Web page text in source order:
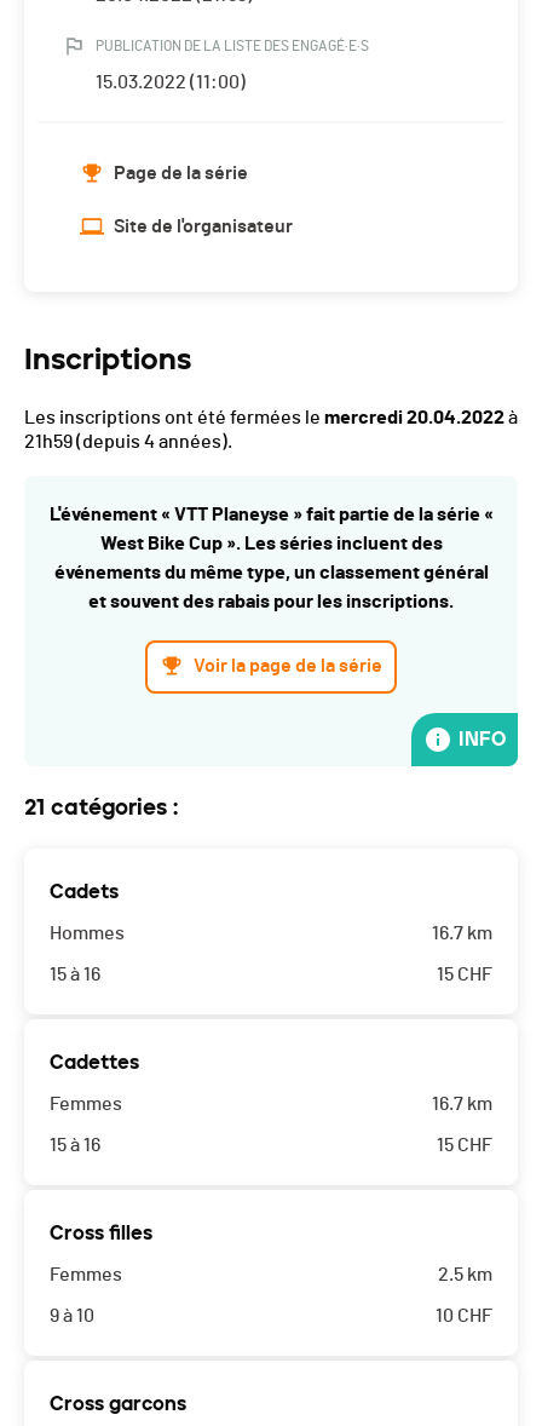
PUBLICATION DE LA LISTE DES ENGAGÉ·E·S
15.03.2022 (11:00)
Page de la série
Site de l'organisateur
Inscriptions
Les inscriptions ont été fermées le mercredi 20.04.2022à
21h59(depuis 4 années).
L'événement « VTT Planeyse » fait partie de la série «
West Bike Cup ». Les séries incluent des
événements du même type, un classement général
et souvent des rabais pour les inscriptions.
Voir la page de la série
INFO
21 catégories :
Cadets
Hommes
15 à 16
16.7 km
15 CHF
Cadettes
Femmes
15 à 16
16.7 km
15 CHF
Cross filles
Femmes
9 à 10
2.5 km
10 CHF
Cross garcons